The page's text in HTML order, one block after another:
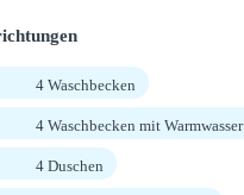
4 Waschbecken
4 Waschbecken mit Warmwasser
4 Duschen